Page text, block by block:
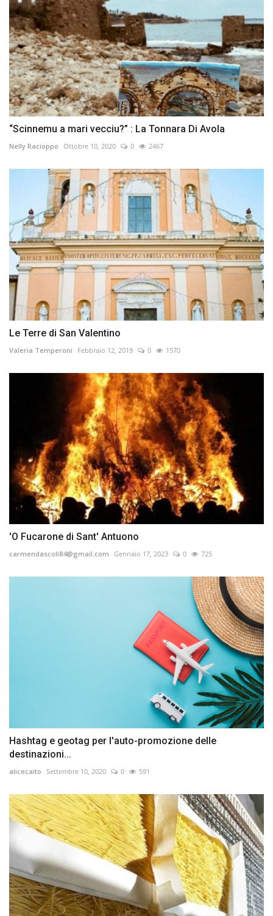
“Scinnemu a mari vecciu?” : La Tonnara Di Avola
Nelly Racioppo Ottobre 10, 2020 0 2467
Le Terre di San Valentino
Valeria Temperoni Febbraio 12, 2019 0 1570
'O Fucarone di Sant' Antuono
carmendascoli84@gmail.com Gennaio 17, 2023 0 725
Hashtag e geotag per l'auto-promozione delle
destinazioni...
alicecaito Settembre 10, 2020 0 591